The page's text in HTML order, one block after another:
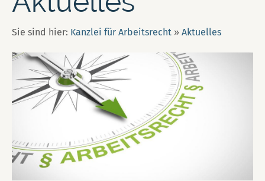
Sie sind hier: Kanzlei für Arbeitsrecht » Aktuelles